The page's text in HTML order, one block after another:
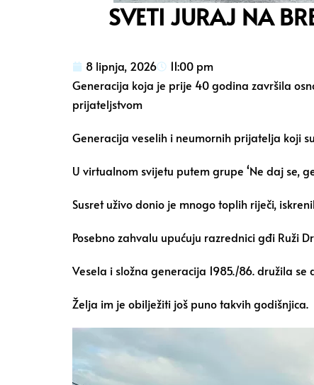
SVETI JURAJ NA
8 lipnja, 2026
11:00 pm
Generacija koja je prije 40 godina završila
prijateljstvom
Generacija veselih i neumornih prijatelja koji
U virtualnom svijetu putem grupe ‘Ne daj se,
Susret uživo donio je mnogo toplih riječi,
Posebno zahvalu upućuju razrednici gđi Ruži
Vesela i složna generacija 1985./86. družila se
Želja im je obilježiti još puno takvih godišnjica.